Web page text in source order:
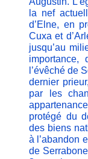
la nef
d’Elne, en
Cuxa et
jusqu’au
importance,
l’évêché de
dernier
par les
protégé du
des biens
à l’abandon
de